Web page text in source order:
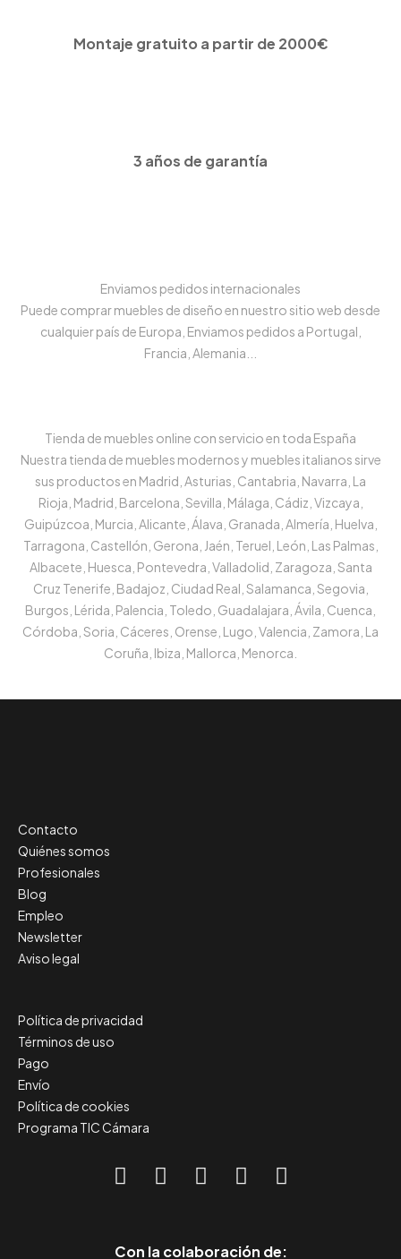
Montaje gratuito a partir de 2000€
3 años de garantía
Enviamos pedidos internacionales
Puede comprar muebles de diseño en nuestro sitio web desde
cualquier país de Europa, Enviamos pedidos a Portugal,
Francia, Alemania...
Tienda de muebles online con servicio en toda España
Nuestra tienda de muebles modernos y muebles italianos sirve
sus productos en Madrid, Asturias, Cantabria, Navarra, La
Rioja, Madrid, Barcelona, Sevilla, Málaga, Cádiz, Vizcaya,
Guipúzcoa, Murcia, Alicante, Álava, Granada, Almería, Huelva,
Tarragona, Castellón, Gerona, Jaén, Teruel, León, Las Palmas,
Albacete, Huesca, Pontevedra, Valladolid, Zaragoza, Santa
Cruz Tenerife, Badajoz, Ciudad Real, Salamanca, Segovia,
Burgos, Lérida, Palencia, Toledo, Guadalajara, Ávila, Cuenca,
Córdoba, Soria, Cáceres, Orense, Lugo, Valencia, Zamora, La
Coruña, Ibiza, Mallorca, Menorca.
Contacto
Quiénes somos
Profesionales
Blog
Empleo
Newsletter
Aviso legal
Política de privacidad
Términos de uso
Pago
Envío
Política de cookies
Programa TIC Cámara
Con la colaboración de: